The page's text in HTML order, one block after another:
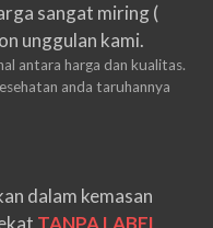
sangat miring (
unggulan kami.
antara harga dan kualitas.
anda taruhannya
dalam kemasan
TANPA LABEL